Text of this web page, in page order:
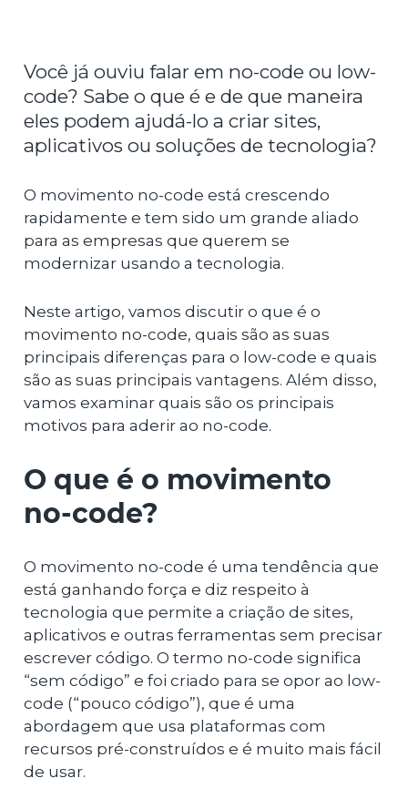
Você já ouviu falar em no-code ou low-
code? Sabe o que é e de que maneira
eles podem ajudá-lo a criar sites,
aplicativos ou soluções de tecnologia?
O movimento no-code está crescendo
rapidamente e tem sido um grande aliado
para as empresas que querem se
modernizar usando a tecnologia.
Neste artigo, vamos discutir o que é o
movimento no-code, quais são as suas
principais diferenças para o low-code e quais
são as suas principais vantagens. Além disso,
vamos examinar quais são os principais
motivos para aderir ao no-code.
O que é o movimento
no-code?
O movimento no-code é uma tendência que
está ganhando força e diz respeito à
tecnologia que permite a criação de sites,
aplicativos e outras ferramentas sem precisar
escrever código. O termo no-code significa
“sem código” e foi criado para se opor ao low-
code (“pouco código”), que é uma
abordagem que usa plataformas com
recursos pré-construídos e é muito mais fácil
de usar.